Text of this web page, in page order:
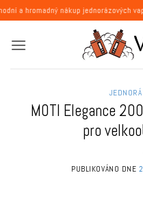
Přeskočit
na
obsah
nákup jednorázových vapeů
MOTI Elegance
pro
PUBLIKOVÁNO DNE